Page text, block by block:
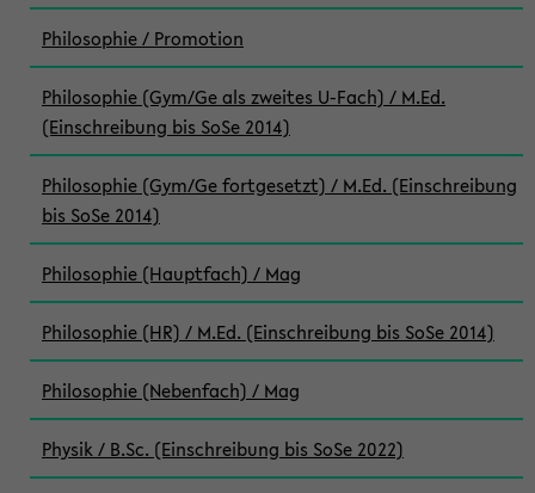
Philosophie / Promotion
Philosophie (Gym/Ge als zweites U-Fach) / M.Ed.
(Einschreibung bis SoSe 2014)
Philosophie (Gym/Ge fortgesetzt) / M.Ed. (Einschreibung
bis SoSe 2014)
Philosophie (Hauptfach) / Mag
Philosophie (HR) / M.Ed. (Einschreibung bis SoSe 2014)
Philosophie (Nebenfach) / Mag
Physik / B.Sc. (Einschreibung bis SoSe 2022)